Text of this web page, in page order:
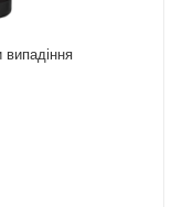
випадіння